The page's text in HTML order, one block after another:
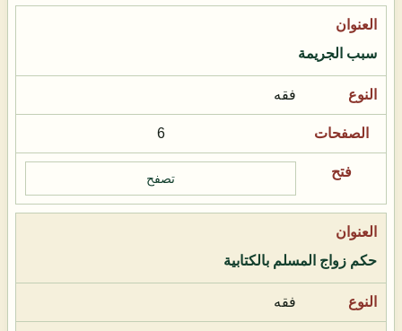
سبب الجريمة
فقه
6
تصفح
حكم زواج المسلم بالكتابية
فقه